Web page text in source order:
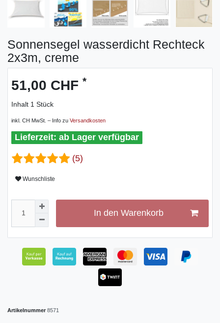
Sonnensegel wasserdicht Rechteck
2x3m, creme
51,00 CHF *
Inhalt 1 Stück
inkl. CH MwSt. – Info zu Versandkosten
ab Lager verfügbar
(5)
Wunschliste
In den Warenkorb
Artikelnummer 8571